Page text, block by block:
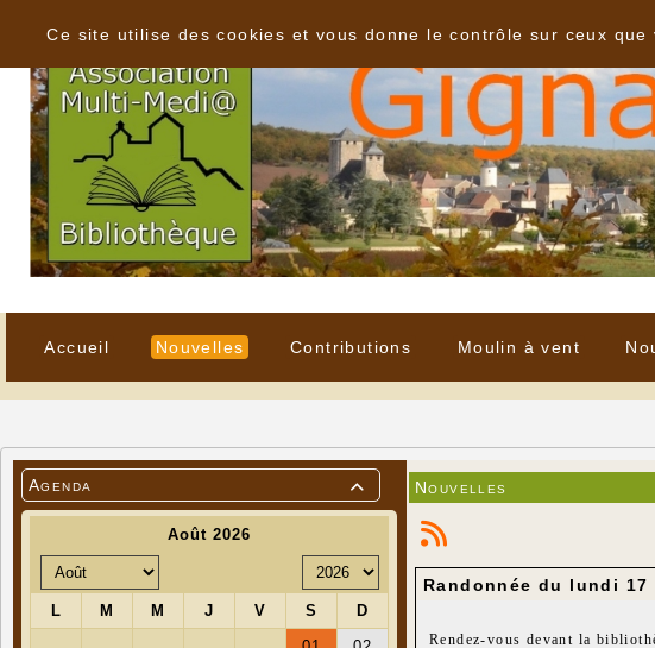
Accueil Nouvelles Contributions Moulin à vent

Agenda Nouvelles
Randonnée du lundi
Rendez-vous devant la
Ce site utilise des cookies et vous donne le contrôle sur ceux que